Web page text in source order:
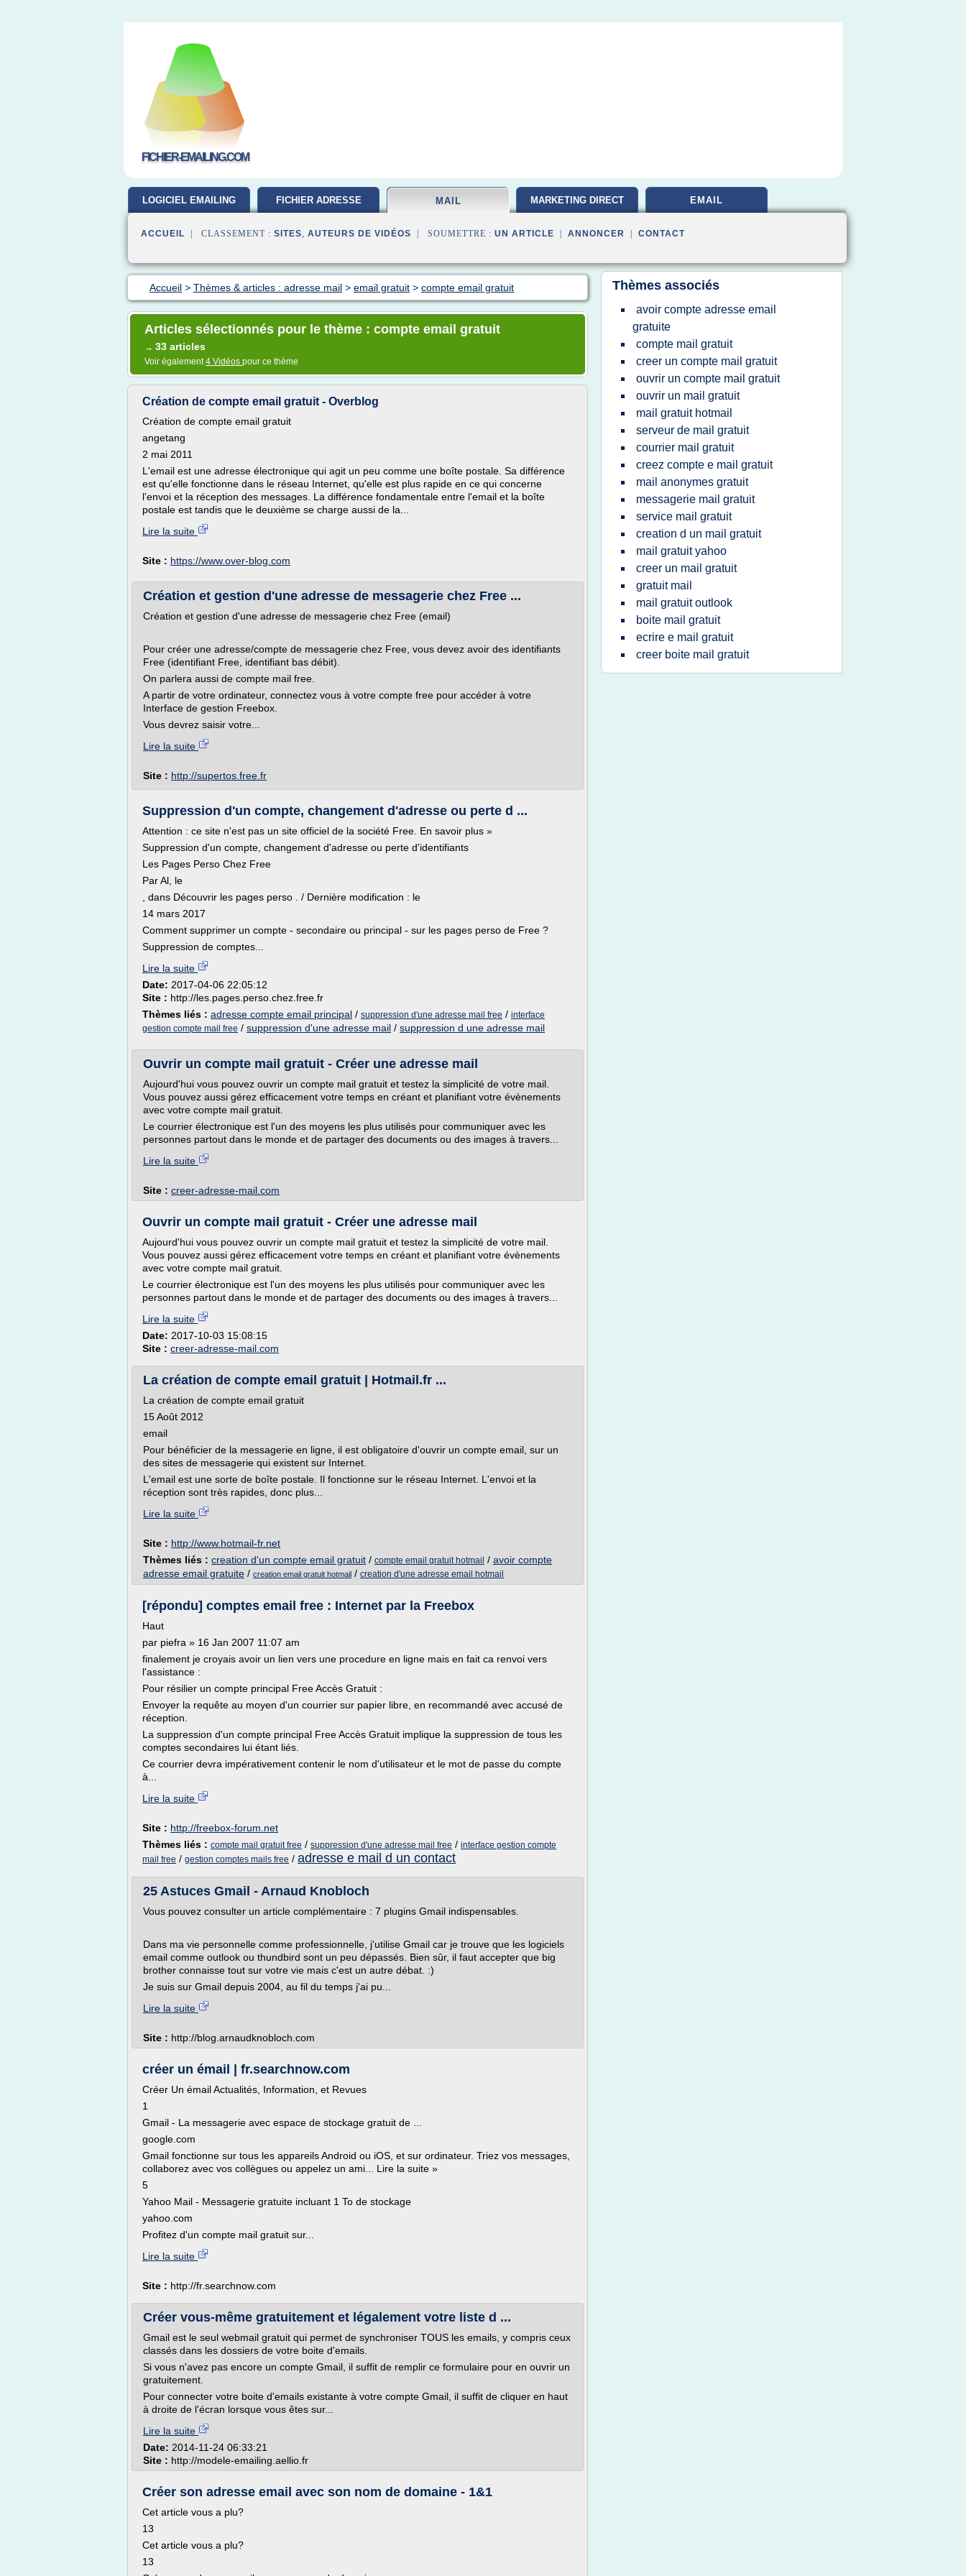
FICHIER-EMAILING.COM
LOGICIEL EMAILING FICHIER ADRESSE MAIL MARKETING DIRECT EMAIL
ACCUEIL | CLASSEMENT : SITES, AUTEURS DE VIDÉOS | SOUMETTRE : UN ARTICLE ANNONCER CONTACT
Accueil > Thèmes & articles : adresse mail > email gratuit > compte email gratuit
Articles sélectionnés pour le thème : compte email gratuit
→ 33 articles
Voir également4 Vidéos pour ce thème
Création de compte email gratuit - Overblog
Création de compte email gratuit
angetang
2 mai 2011
L'email est une adresse électronique qui agit un peu comme une boîte postale. Sa différence
est qu'elle fonctionne dans le réseau Internet, qu'elle est plus rapide en ce qui concerne
l'envoi et la réception des messages. La différence fondamentale entre l'email et la boîte
postale est tandis que le deuxième se charge aussi de la...
Lire la suite
Site : https://www.over-blog.com
Création et gestion d'une adresse de messagerie chez Free ...
Création et gestion d'une adresse de messagerie chez Free (email)
Pour créer une adresse/compte de messagerie chez Free, vous devez avoir des identifiants
Free (identifiant Free, identifiant bas débit).
On parlera aussi de compte mail free.
A partir de votre ordinateur, connectez vous à votre compte free pour accéder à votre
Interface de gestion Freebox.
Vous devrez saisir votre...
Lire la suite
Site : http://supertos.free.fr
Suppression d'un compte, changement d'adresse ou perte d ...
Attention : ce site n'est pas un site officiel de la société Free. En savoir plus »
Suppression d'un compte, changement d'adresse ou perte d'identifiants
Les Pages Perso Chez Free
Par Al, le
, dans Découvrir les pages perso . / Dernière modification : le
14 mars 2017
Comment supprimer un compte - secondaire ou principal - sur les pages perso de Free ?
Suppression de comptes...
Lire la suite
Date: 2017-04-06 22:05:12
Site : http://les.pages.perso.chez.free.fr
Thèmes liés : adresse compte email principal / suppression d'une adresse mail free / interface
gestion compte mail free / suppression d'une adresse mail / suppression d une adresse mail
Ouvrir un compte mail gratuit - Créer une adresse mail
Aujourd'hui vous pouvez ouvrir un compte mail gratuit et testez la simplicité de votre mail.
Vous pouvez aussi gérez efficacement votre temps en créant et planifiant votre évènements
avec votre compte mail gratuit.
Le courrier électronique est l'un des moyens les plus utilisés pour communiquer avec les
personnes partout dans le monde et de partager des documents ou des images à travers...
Lire la suite
Site : creer-adresse-mail.com
Ouvrir un compte mail gratuit - Créer une adresse mail
Aujourd'hui vous pouvez ouvrir un compte mail gratuit et testez la simplicité de votre mail.
Vous pouvez aussi gérez efficacement votre temps en créant et planifiant votre évènements
avec votre compte mail gratuit.
Le courrier électronique est l'un des moyens les plus utilisés pour communiquer avec les
personnes partout dans le monde et de partager des documents ou des images à travers...
Lire la suite
Date: 2017-10-03 15:08:15
Site : creer-adresse-mail.com
La création de compte email gratuit | Hotmail.fr ...
La création de compte email gratuit
15 Août 2012
email
Pour bénéficier de la messagerie en ligne, il est obligatoire d'ouvrir un compte email, sur un
des sites de messagerie qui existent sur Internet.
L'email est une sorte de boîte postale. Il fonctionne sur le réseau Internet. L'envoi et la
réception sont très rapides, donc plus...
Lire la suite
Site : http://www.hotmail-fr.net
Thèmes liés : creation d'un compte email gratuit / compte email gratuit hotmail / avoir compte
adresse email gratuite / creation email gratuit hotmail / creation d'une adresse email hotmail
[répondu] comptes email free : Internet par la Freebox
Haut
par piefra » 16 Jan 2007 11:07 am
finalement je croyais avoir un lien vers une procedure en ligne mais en fait ca renvoi vers
l'assistance :
Pour résilier un compte principal Free Accès Gratuit :
Envoyer la requête au moyen d'un courrier sur papier libre, en recommandé avec accusé de
réception.
La suppression d'un compte principal Free Accès Gratuit implique la suppression de tous les
comptes secondaires lui étant liés.
Ce courrier devra impérativement contenir le nom d'utilisateur et le mot de passe du compte
à...
Lire la suite
Site : http://freebox-forum.net
Thèmes liés : compte mail gratuit free / suppression d'une adresse mail free / interface gestion compte
mail free / gestion comptes mails free / adresse e mail d un contact
25 Astuces Gmail - Arnaud Knobloch
Vous pouvez consulter un article complémentaire : 7 plugins Gmail indispensables.
Dans ma vie personnelle comme professionnelle, j'utilise Gmail car je trouve que les logiciels
email comme outlook ou thundbird sont un peu dépassés. Bien sûr, il faut accepter que big
brother connaisse tout sur votre vie mais c'est un autre débat. :)
Je suis sur Gmail depuis 2004, au fil du temps j'ai pu...
Lire la suite
Site : http://blog.arnaudknobloch.com
créer un émail | fr.searchnow.com
Créer Un émail Actualités, Information, et Revues
1
Gmail - La messagerie avec espace de stockage gratuit de ...
google.com
Gmail fonctionne sur tous les appareils Android ou iOS, et sur ordinateur. Triez vos messages,
collaborez avec vos collègues ou appelez un ami... Lire la suite »
5
Yahoo Mail - Messagerie gratuite incluant 1 To de stockage
yahoo.com
Profitez d'un compte mail gratuit sur...
Lire la suite
Site : http://fr.searchnow.com
Créer vous-même gratuitement et légalement votre liste d ...
Gmail est le seul webmail gratuit qui permet de synchroniser TOUS les emails, y compris ceux
classés dans les dossiers de votre boite d'emails.
Si vous n'avez pas encore un compte Gmail, il suffit de remplir ce formulaire pour en ouvrir un
gratuitement.
Pour connecter votre boite d'emails existante à votre compte Gmail, il suffit de cliquer en haut
à droite de l'écran lorsque vous êtes sur...
Lire la suite
Date: 2014-11-24 06:33:21
Site : http://modele-emailing.aellio.fr
Créer son adresse email avec son nom de domaine - 1&1
Cet article vous a plu?
13
Cet article vous a plu?
13
Thèmes associés
avoir compte adresse email
gratuite
compte mail gratuit
creer un compte mail gratuit
ouvrir un compte mail gratuit
ouvrir un mail gratuit
mail gratuit hotmail
serveur de mail gratuit
courrier mail gratuit
creez compte e mail gratuit
mail anonymes gratuit
messagerie mail gratuit
service mail gratuit
creation d un mail gratuit
mail gratuit yahoo
creer un mail gratuit
gratuit mail
mail gratuit outlook
boite mail gratuit
ecrire e mail gratuit
creer boite mail gratuit